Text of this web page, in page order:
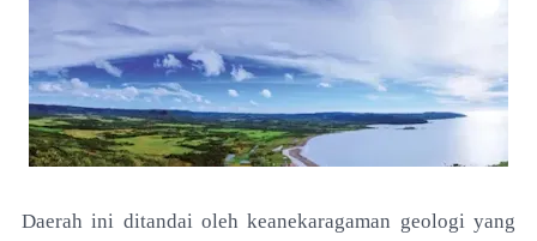
Daerah ini ditandai oleh keanekaragaman geologi yang